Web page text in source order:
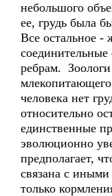
небольшого
ее, грудь была
Все остальное -
соединительные
ребрам.
человека нет
относительно
единственные
эволюционно
предполагает,
связана с
только